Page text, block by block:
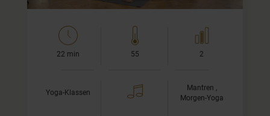
22 min 55 2
Yoga-Klassen
Mantren ,
Morgen-Yoga